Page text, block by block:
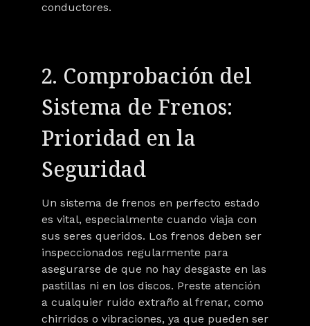
conductores.
2. Comprobación del
Sistema de Frenos:
Prioridad en la
Seguridad
Un sistema de frenos en perfecto estado
es vital, especialmente cuando viaja con
sus seres queridos. Los frenos deben ser
inspeccionados regularmente para
asegurarse de que no hay desgaste en las
pastillas ni en los discos. Preste atención
a cualquier ruido extraño al frenar, como
chirridos o vibraciones, ya que pueden ser